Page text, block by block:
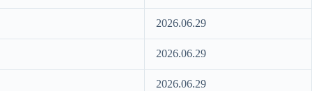
2026.06.29
2026.06.29
2026.06.29